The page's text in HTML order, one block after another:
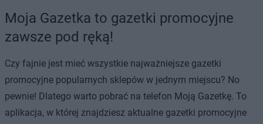
Moja Gazetka to gazetki promocyjne
zawsze pod ręką!
Czy fajnie jest mieć wszystkie najważniejsze gazetki
promocyjne popularnych sklepów w jednym miejscu? No
pewnie! Dlatego warto pobrać na telefon Moją Gazetkę. To
aplikacja, w której znajdziesz aktualne gazetki promocyjne